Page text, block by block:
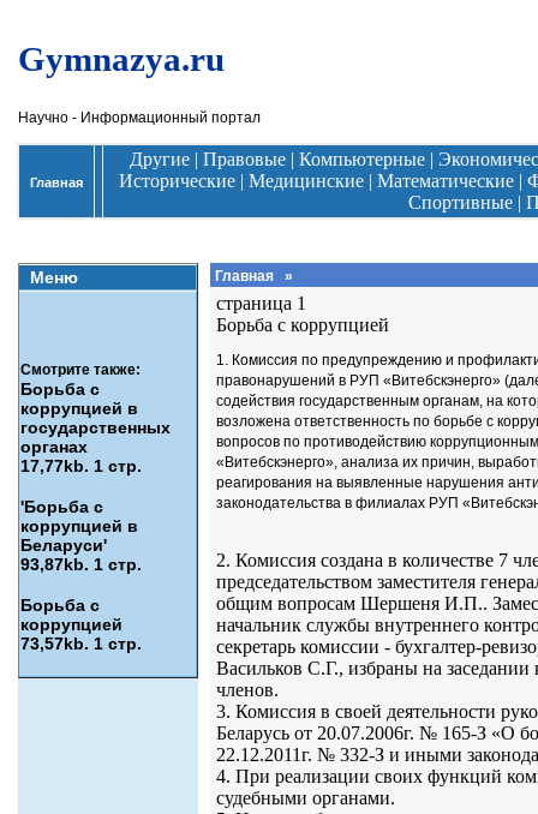
Gymnazya.ru
Научно - Информационный портал
Главная
Другие | Правовые | Компьютерные |
Исторические| Медицинские| Математические|
Спортивные|
Меню
Смотрите также:
Борьба с
коррупцией в
государственных
органах
17,77kb. 1 стр.
'Борьба с
коррупцией в
Беларуси'
93,87kb. 1 стр.
Борьба с
коррупцией
73,57kb. 1 стр.
Главная »
страница 1
Борьба с коррупцией
1. Комиссия по предупреждению и
правонарушений в РУП «Витебскэнерго»
содействия государственным органам, на
возложена ответственность по борьбе с
вопросов по противодействию
«Витебскэнерго», анализа их причин,
реагирования на выявленные нарушения
законодательства в филиалах РУП
2. Комиссия создана в количестве 7
председательством заместителя
общим вопросам Шершеня И.П..
начальник службы внутреннего
секретарь комиссии - бухгалтер-
Васильков С.Г., избраны на заседании
членов.
3. Комиссия в своей деятельности
Беларусь от 20.07.2006г. № 165-З «О
22.12.2011г. № 332-З и иными
4. При реализации своих функций
судебными органами.